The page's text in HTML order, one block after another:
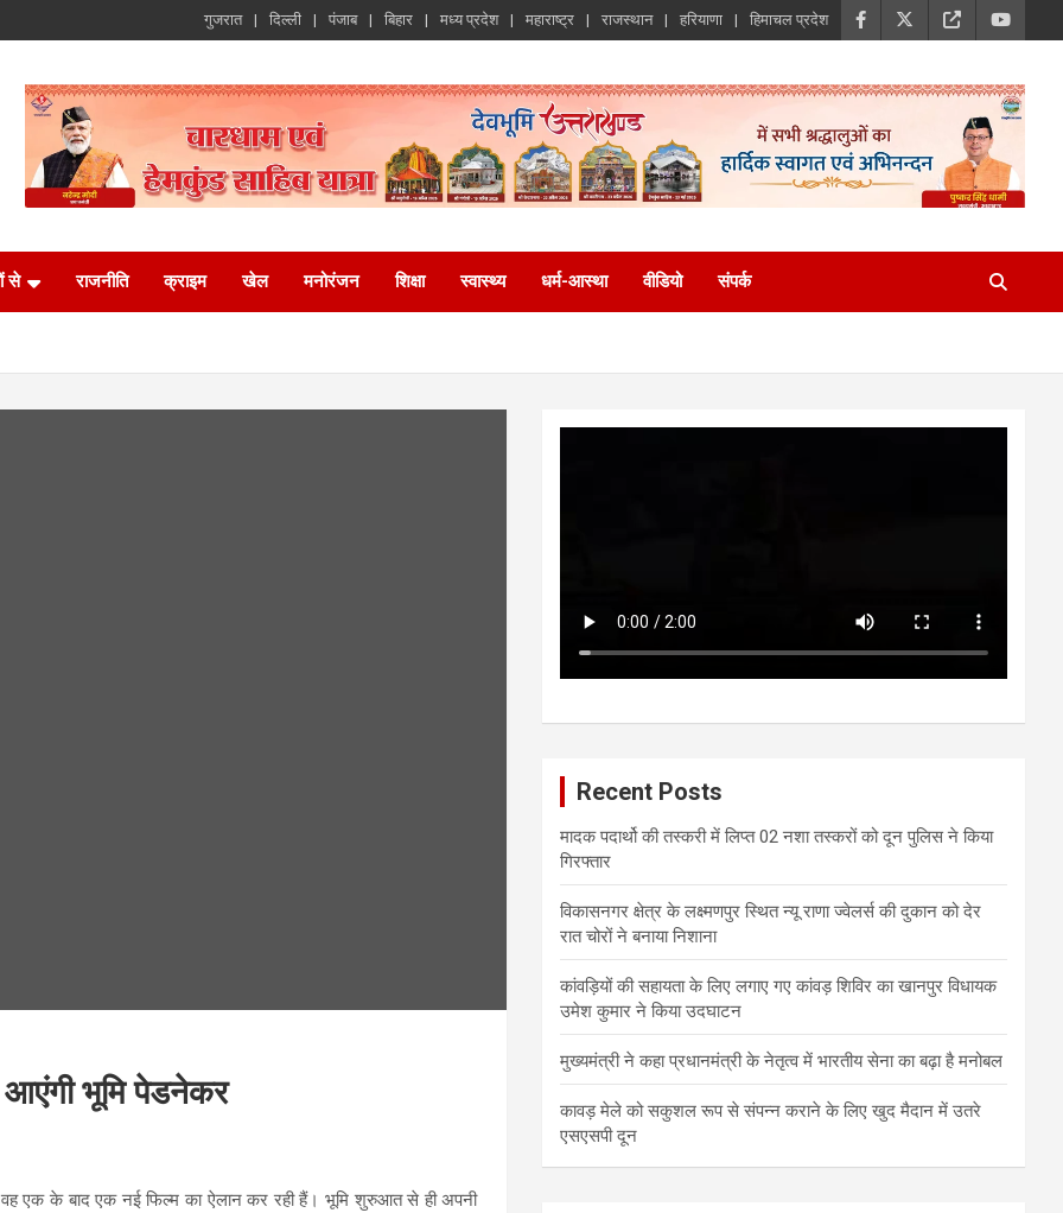
गुजरात दिल्ली पंजाब बिहार मध्य प्रदेश महाराष्ट्र राजस्थान हरियाणा हिमाचल प्रदेश
से राजनीति क्राइम खेल मनोरंजन शिक्षा स्वास्थ्य धर्म-आस्था वीडियो संपर्क
भूमि पेडनेकर
एक के बाद एक नई फिल्म का ऐलान कर रही हैं। भूमि शुरुआत से ही अपनी
Recent Posts
मादक पदार्थो की तस्करी में लिप्त 02 नशा तस्करों को दून पुलिस ने किया
गिरफ्तार
विकासनगर क्षेत्र के लक्ष्मणपुर स्थित न्यू राणा ज्वेलर्स की दुकान को देर
रात चोरों ने बनाया निशाना
कांवड़ियों की सहायता के लिए लगाए गए कांवड़ शिविर का खानपुर विधायक
उमेश कुमार ने किया उदघाटन
मुख्यमंत्री ने कहा प्रधानमंत्री के नेतृत्व में भारतीय सेना का बढ़ा है मनोबल
कावड़ मेले को सकुशल रूप से संपन्न कराने के लिए खुद मैदान में उतरे
एसएसपी दून